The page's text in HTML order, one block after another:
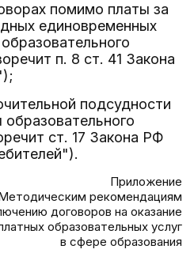
помимо платы за
единовременных
п. 8 ст. 41 Закона
подсудности
ст. 17 Закона РФ
Приложение
рекомендациям
договоров на оказание
образовательных услуг
в сфере образования